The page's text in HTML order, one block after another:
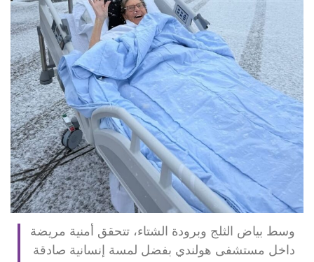
وسط بياض الثلج وبرودة الشتاء، تتحقق أمنية مريضة
داخل مستشفى هولندي بفضل لمسة إنسانية صادقة